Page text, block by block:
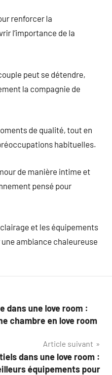
renforcer la
l’importance de la
peut se détendre,
la compagnie de
de qualité, tout en
habituelles.
de manière intime et
pensé pour
et les équipements
ambiance chaleureuse
dans une love room :
chambre en love room
Article suivant
dans une love room :
équipements pour